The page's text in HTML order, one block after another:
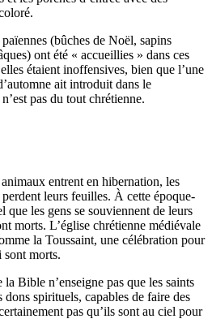
(bûches de Noël, sapins
ont été « accueillies » dans ces
étaient inoffensives, bien que l’une
ait introduit dans le
pas du tout chrétienne.
entrent en hibernation, les
leurs feuilles. À cette époque-
que les gens se souviennent de leurs
morts. L’église chrétienne médiévale
la Toussaint, une célébration pour
sont morts.
Bible n’enseigne pas que les saints
dons spirituels, capables de faire des
pas qu’ils sont au ciel pour